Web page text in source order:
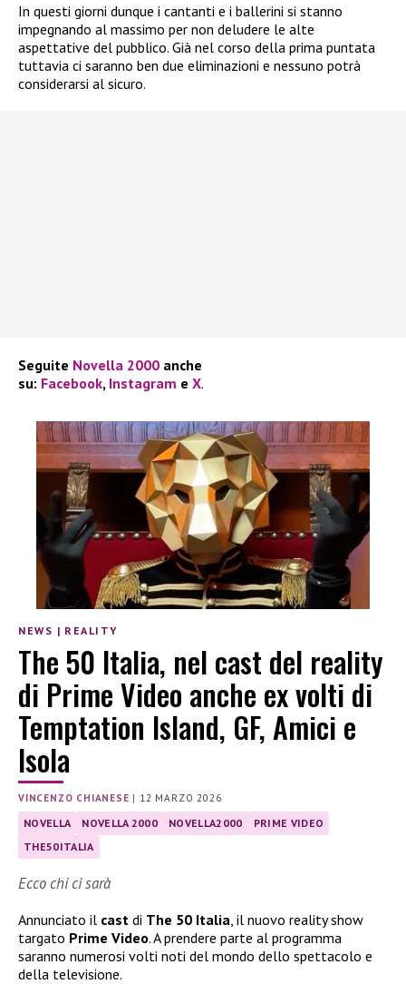
In questi giorni dunque i cantanti e i ballerini si stanno
impegnando al massimo per non deludere le alte
aspettative del pubblico. Già nel corso della prima puntata
tuttavia ci saranno ben due eliminazioni e nessuno potrà
considerarsi al sicuro.
Seguite Novella 2000 anche
su: Facebook, Instagram e X.
NEWS | REALITY
The 50 Italia, nel cast del reality
di Prime Video anche ex volti di
Temptation Island, GF, Amici e
Isola
VINCENZO CHIANESE | 12 MARZO 2026
NOVELLA NOVELLA 2000 NOVELLA2000
PRIME VIDEO
THE50ITALIA
Ecco chi ci sarà
Annunciato il cast di The 50 Italia, il nuovo reality show
targato Prime Video. A prendere parte al programma
saranno numerosi volti noti del mondo dello spettacolo e
della televisione.